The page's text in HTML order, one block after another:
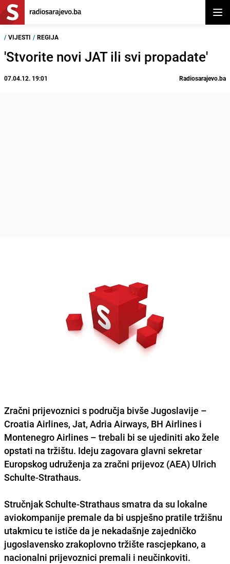
/ VIJESTI / REGIJA
'Stvorite novi JAT ili svi propadate'
07.04.12. 19:01 Radiosarajevo.ba
Zračni prijevoznici s područja bivše Jugoslavije –
Croatia Airlines, Jat, Adria Airways, BH Airlines i
Montenegro Airlines – trebali bi se ujediniti ako žele
opstati na tržištu. Ideju zagovara glavni sekretar
Europskog udruženja za zračni prijevoz (AEA) Ulrich
Schulte-Strathaus.
Stručnjak Schulte-Strathaus smatra da su lokalne
aviokompanije premale da bi uspješno pratile tržišnu
utakmicu te ističe da je nekadašnje zajedničko
jugoslavensko zrakoplovno tržište rascjepkano, a
nacionalni prijevoznici premali i neučinkoviti.